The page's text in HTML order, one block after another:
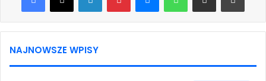
NAJNOWSZE WPISY